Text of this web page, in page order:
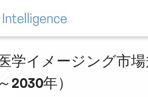
学イメージング市
2030年）